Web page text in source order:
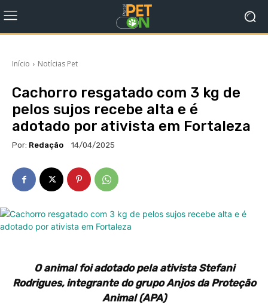
Início Notícias Pet
Cachorro resgatado com 3 kg de
pelos sujos recebe alta e é
adotado por ativista em Fortaleza
Por: Redação 14/04/2025
O animal foi adotado pela ativista Stefani
Rodrigues, integrante do grupo Anjos da Proteção
Animal (APA)